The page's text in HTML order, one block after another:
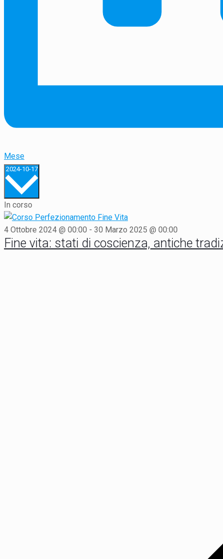
Mese
2024-10-17Seleziona
In corso
4 Ottobre 2024 @ 00:00 - 30 Marzo 2025 @ 00:00
Fine vita: stati di coscienza, antiche